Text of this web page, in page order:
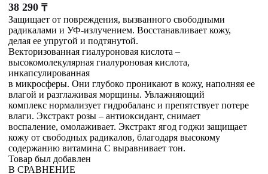
38 290 ₸
Защищает от повреждения, вызванного свободными
радикалами и УФ-излучением. Восстанавливает кожу,
делая ее упругой и подтянутой.
Векторизованная гиалуроновая кислота –
высокомолекулярная гиалуроновая кислота,
инкапсулированная
в микросферы. Они глубоко проникают в кожу, наполняя ее
влагой и разглаживая морщины. Увлажняющий
комплекс нормализует гидробаланс и препятствует потере
влаги. Экстракт розы – антиоксидант, снимает
воспаление, омолаживает. Экстракт ягод годжи защищает
кожу от свободных радикалов, благодаря высокому
содержанию витамина С выравнивает тон.
Товар был добавлен
В СРАВНЕНИЕ